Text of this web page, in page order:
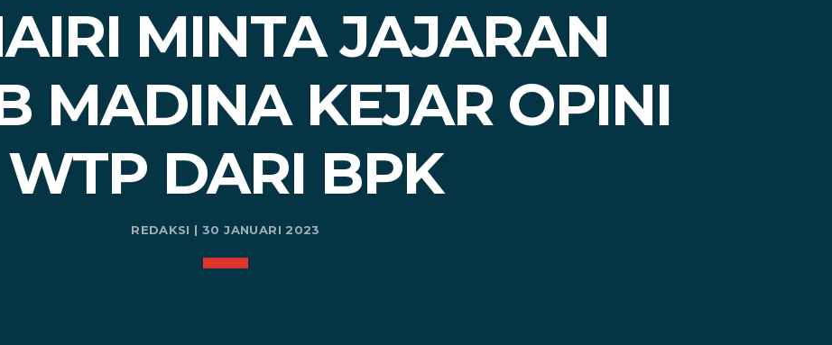
MINTA JAJARAN
MADINA KEJAR OPINI
WTP DARI BPK
REDAKSI | 30 JANUARI 2023